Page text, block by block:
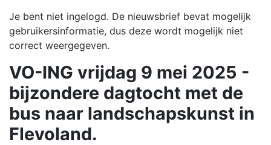
Je bent niet ingelogd. De nieuwsbrief bevat mogelijk
gebruikersinformatie, dus deze wordt mogelijk niet
correct weergegeven.
VO-ING vrijdag 9 mei 2025 -
bijzondere dagtocht met de
bus naar landschapskunst in
Flevoland.